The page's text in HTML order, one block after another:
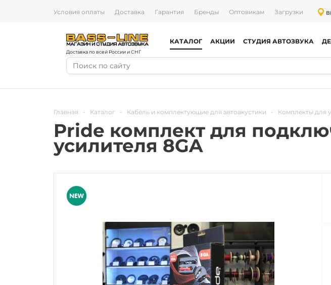
Условия оплаты Доставка Гарантия Бренды Оптовикам Загрузки
Доставка по всей России и СНГ
КАТАЛОГ АКЦИИ СТУДИЯ АВТОЗВУКА
Главная - Каталог - Кабель и комплектующие для автоакустики - Комплекты для
Pride комплект для
усилителя 8GA